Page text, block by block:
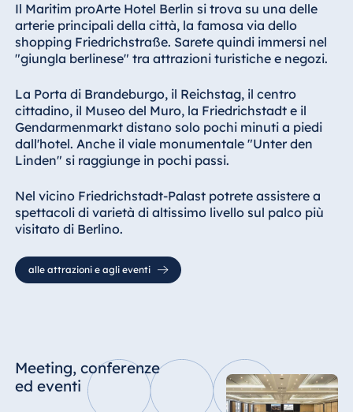
Il Maritim proArte Hotel Berlin si trova su una delle
arterie principali della città, la famosa via dello
shopping Friedrichstraße. Sarete quindi immersi nel
"giungla berlinese" tra attrazioni turistiche e negozi.
La Porta di Brandeburgo, il Reichstag, il centro
cittadino, il Museo del Muro, la Friedrichstadt e il
Gendarmenmarkt distano solo pochi minuti a piedi
dall'hotel. Anche il viale monumentale "Unter den
Linden" si raggiunge in pochi passi.
Nel vicino Friedrichstadt-Palast potrete assistere a
spettacoli di varietà di altissimo livello sul palco più
visitato di Berlino.
alle attrazioni e agli eventi
Meeting, conferenze
ed eventi